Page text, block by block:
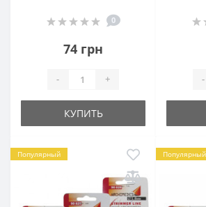
0
74 грн
- +
КУПИТЬ
-
Популярный Популярный